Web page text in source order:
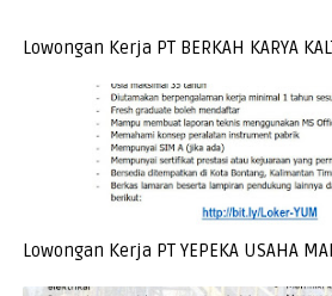
Lowongan Kerja PT BERKAH KARYA
Lowongan Kerja PT YEPEKA USAHA